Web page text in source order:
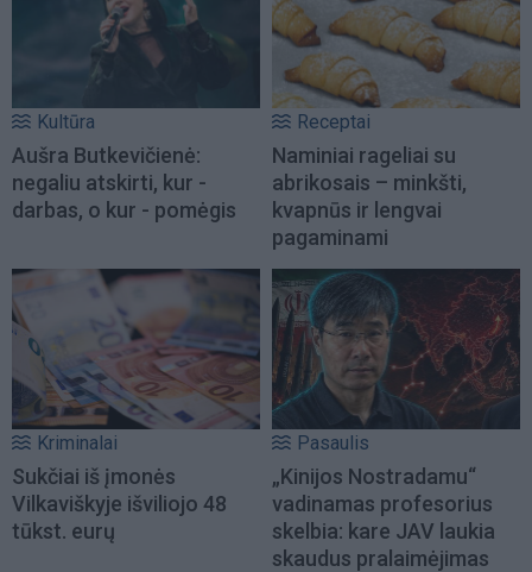
Kultūra
Aušra Butkevičienė:
negaliu atskirti, kur -
darbas, o kur - pomėgis
Receptai
Naminiai rageliai su
abrikosais – minkšti,
kvapnūs ir lengvai
pagaminami
Kriminalai
Sukčiai iš įmonės
Vilkaviškyje išviliojo 48
tūkst. eurų
Pasaulis
„Kinijos Nostradamu“
vadinamas profesorius
skelbia: kare JAV laukia
skaudus pralaimėjimas